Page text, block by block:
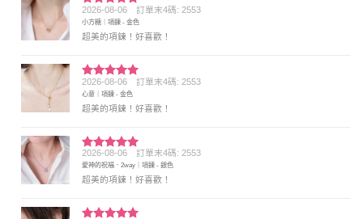
評分5 滿
分 5
2026-08-06 訂單末4碼: 2553
小方糖｜項鍊 - 金色
超美的項鍊！好喜歡！
評分5 滿
分 5
2026-08-06 訂單末4碼: 2553
心意｜項鍊 - 金色
超美的項鍊！好喜歡！
評分5 滿
分 5
2026-08-06 訂單末4碼: 2553
愛神的祝福．2way｜項鍊 - 銀色
超美的項鍊！好喜歡！